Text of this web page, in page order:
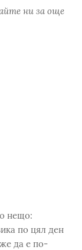
ни за още
нещо:
по цял ден
да е по-